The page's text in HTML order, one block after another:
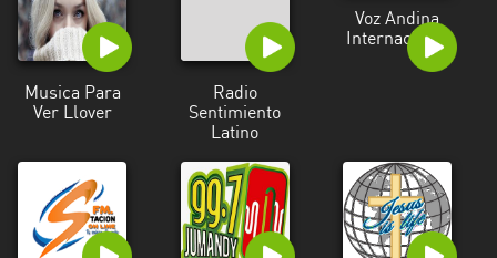
Musica Para
Ver Llover
Radio
Sentimiento
Latino
Voz Andina
Internacional